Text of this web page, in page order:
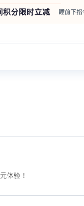
体验！